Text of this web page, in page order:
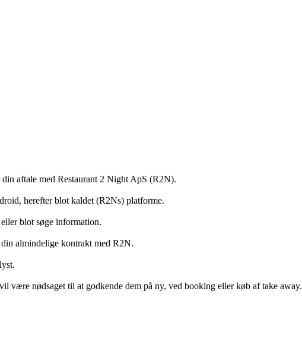
aftale med Restaurant 2 Night ApS (R2N).
herefter blot kaldet (R2Ns) platforme.
blot søge information.
almindelige kontrakt med R2N.
være nødsaget til at godkende dem på ny, ved booking eller køb af take away.